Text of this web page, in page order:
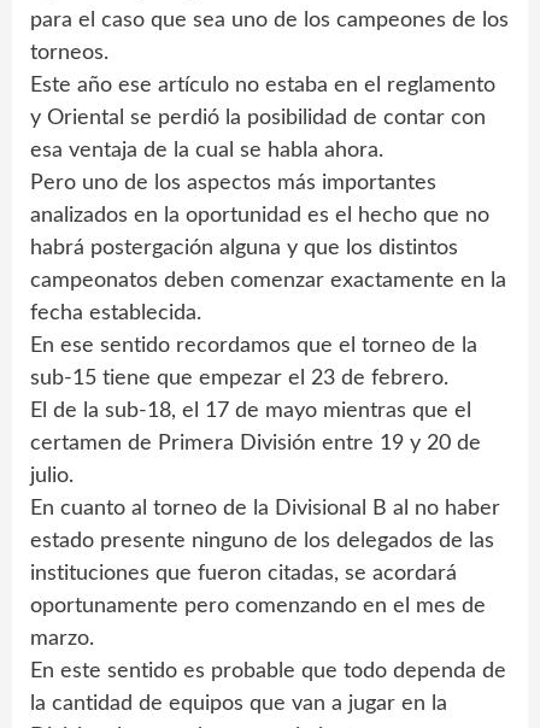
para el caso que sea uno de los campeones de los
torneos.
Este año ese artículo no estaba en el reglamento
y Oriental se perdió la posibilidad de contar con
esa ventaja de la cual se habla ahora.
Pero uno de los aspectos más importantes
analizados en la oportunidad es el hecho que no
habrá postergación alguna y que los distintos
campeonatos deben comenzar exactamente en la
fecha establecida.
En ese sentido recordamos que el torneo de la
sub-15 tiene que empezar el 23 de febrero.
El de la sub-18, el 17 de mayo mientras que el
certamen de Primera División entre 19 y 20 de
julio.
En cuanto al torneo de la Divisional B al no haber
estado presente ninguno de los delegados de las
instituciones que fueron citadas, se acordará
oportunamente pero comenzando en el mes de
marzo.
En este sentido es probable que todo dependa de
la cantidad de equipos que van a jugar en la